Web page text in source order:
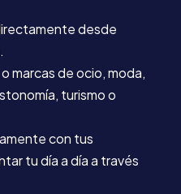
desde
marcas de ocio, moda,
turismo o
con tus
tu día a día a través